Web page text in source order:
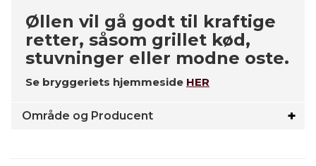
Øllen vil gå godt til kraftige
retter, såsom grillet kød,
stuvninger eller modne oste.
Se bryggeriets hjemmeside HER
Område og Producent